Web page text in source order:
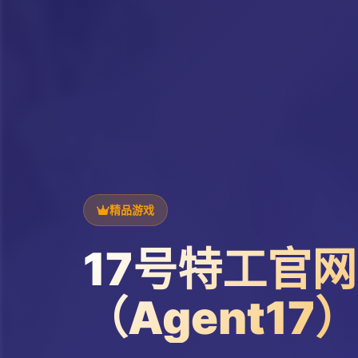
精品游戏
17号特工官网
（Agent17